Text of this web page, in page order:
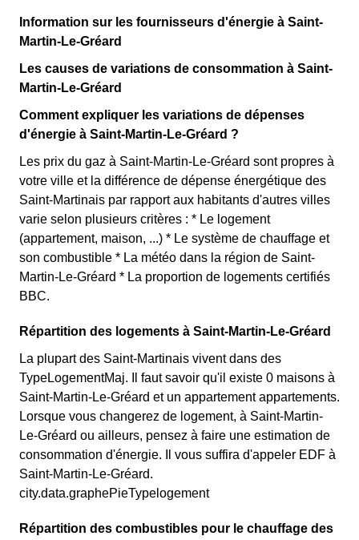
Information sur les fournisseurs d'énergie à Saint-
Martin-Le-Gréard
Les causes de variations de consommation à Saint-
Martin-Le-Gréard
Comment expliquer les variations de dépenses
d'énergie à Saint-Martin-Le-Gréard ?
Les prix du gaz à Saint-Martin-Le-Gréard sont propres à
votre ville et la différence de dépense énergétique des
Saint-Martinais par rapport aux habitants d'autres villes
varie selon plusieurs critères : * Le logement
(appartement, maison, ...) * Le système de chauffage et
son combustible * La météo dans la région de Saint-
Martin-Le-Gréard * La proportion de logements certifiés
BBC.
Répartition des logements à Saint-Martin-Le-Gréard
La plupart des Saint-Martinais vivent dans des
TypeLogementMaj. Il faut savoir qu'il existe 0 maisons à
Saint-Martin-Le-Gréard et un appartement appartements.
Lorsque vous changerez de logement, à Saint-Martin-
Le-Gréard ou ailleurs, pensez à faire une estimation de
consommation d'énergie. Il vous suffira d'appeler EDF à
Saint-Martin-Le-Gréard.
city.data.graphePieTypelogement
Répartition des combustibles pour le chauffage des